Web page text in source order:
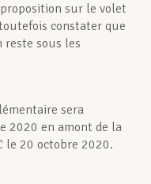
sur le volet
constater que
sous les
sera
2020 en amont de la
le 20 octobre 2020.